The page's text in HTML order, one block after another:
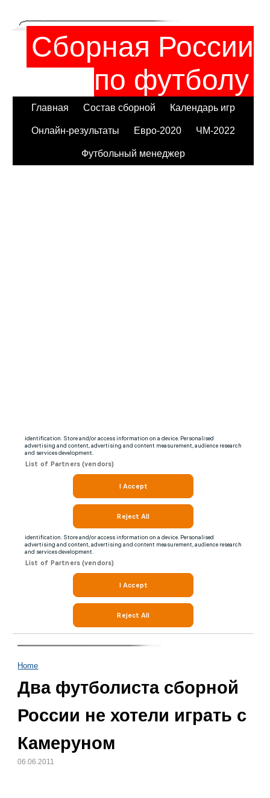
Сборная России
по футболу
Главная Состав сборной Календарь игр
Онлайн-результаты Евро-2020 ЧМ-2022
Футбольный менеджер
Home
Два футболиста сборной
России не хотели играть с
Камеруном
06.06.2011